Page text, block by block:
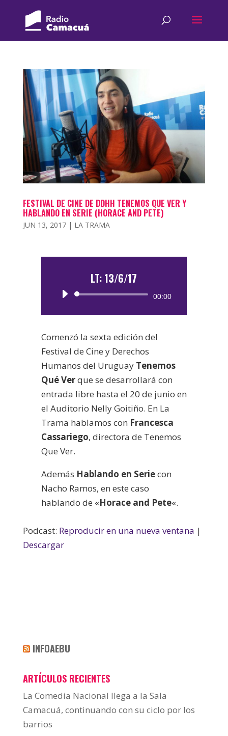
FESTIVAL DE CINE DE DDHH TENEMOS QUE VER Y
HABLANDO EN SERIE (HORACE AND PETE)
JUN 13, 2017| LA TRAMA
LT: 13/6/17
Reproductor
00:00
Comenzó la sexta edición del
Festival de Cine y Derechos
Humanos del UruguayTenemos
Qué Verque se desarrollará con
entrada libre hasta el 20 de junio en
el Auditorio Nelly Goitiño. En La
Trama hablamos con Francesca
Cassariego, directora de Tenemos
Que Ver.
Además Hablando en Seriecon
Nacho Ramos, en este caso
hablando de «Horace and Pete«.
Podcast: Reproducir en una nueva ventana |
Descargar
INFOAEBU
ARTÍCULOS RECIENTES
La Comedia Nacional llega a la Sala
Camacuá, continuando con su ciclo por los
barrios